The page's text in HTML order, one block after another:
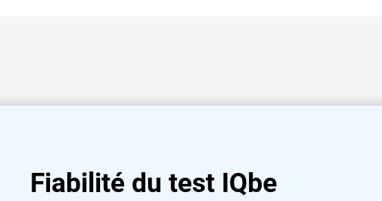
Fiabilité du test IQbe